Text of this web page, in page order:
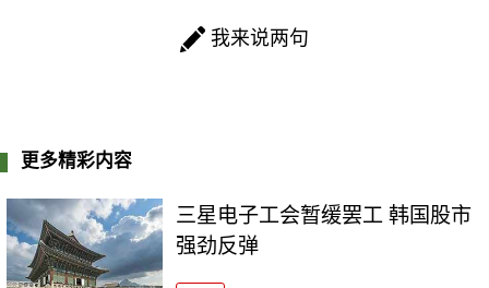
我来说两句
更多精彩内容
三星电子工会暂缓罢工 韩国股市
强劲反弹